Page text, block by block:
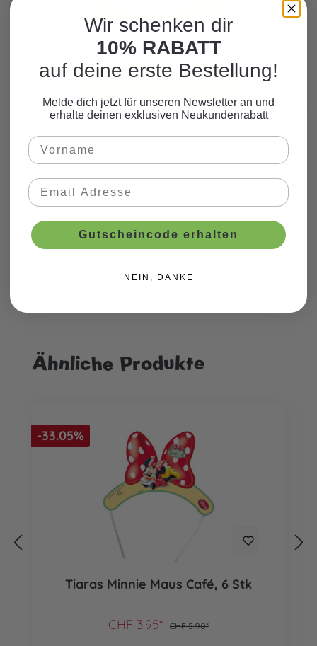
Hier finden Sie viele weitere Produkte
zum Motto.
WEITERE PRODUKTE
Beschreibung
Nährwerte
Produktgalerie überspringen
Ähnliche Produkte
-33.05%
Tiaras Minnie Maus Café, 6 Stk
CHF 3.95* CHF 5.90*
Wir schenken dir
10% RABATT
auf deine erste Bestellung!
Melde dich jetzt für unseren Newsletter an und
erhalte deinen exklusiven Neukundenrabatt
Gutscheincode erhalten
NEIN, DANKE